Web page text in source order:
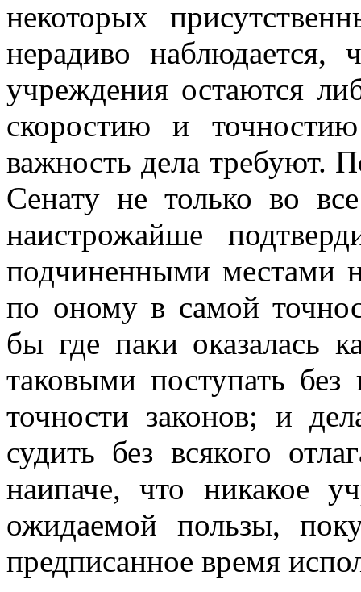
некоторых
нерадиво
учреждения остаются
скоростию и
важность дела требуют.
Сенату не только во
наистрожайше
подчиненными местами
по оному в самой
бы где паки оказалась
таковыми поступать без
точности законов; и
судить без всякого
наипаче, что никакое
ожидаемой пользы,
предписанное время